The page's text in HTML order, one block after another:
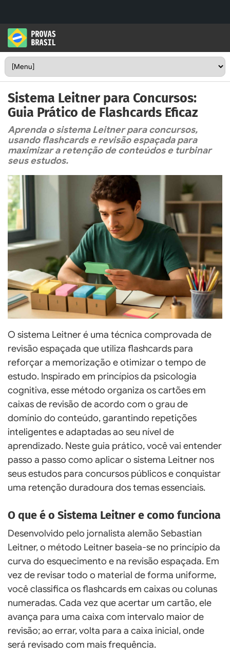
Sistema Leitner para Concursos:
Guia Prático de Flashcards Eficaz
Aprenda o sistema Leitner para concursos,
usando flashcards e revisão espaçada para
maximizar a retenção de conteúdos e turbinar
seus estudos.
O sistema Leitner é uma técnica comprovada de
revisão espaçada que utiliza flashcards para
reforçar a memorização e otimizar o tempo de
estudo. Inspirado em princípios da psicologia
cognitiva, esse método organiza os cartões em
caixas de revisão de acordo com o grau de
domínio do conteúdo, garantindo repetições
inteligentes e adaptadas ao seu nível de
aprendizado. Neste guia prático, você vai entender
passo a passo como aplicar o sistema Leitner nos
seus estudos para concursos públicos e conquistar
uma retenção duradoura dos temas essenciais.
O que é o Sistema Leitner e como funciona
Desenvolvido pelo jornalista alemão Sebastian
Leitner, o método Leitner baseia-se no princípio da
curva do esquecimento e na revisão espaçada. Em
vez de revisar todo o material de forma uniforme,
você classifica os flashcards em caixas ou colunas
numeradas. Cada vez que acertar um cartão, ele
avança para uma caixa com intervalo maior de
revisão; ao errar, volta para a caixa inicial, onde
será revisado com mais frequência.